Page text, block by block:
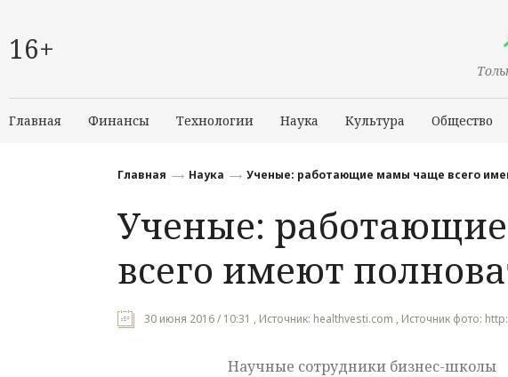
16+
Главная Финансы Технологии Наука Культура Общество
Главная Наука Ученые: работающие мамы чаще всего
Ученые:
всего имеют
30 июня 2016 / 10:31 , Источник: healthvesti.com , Источник фото:
Научные сотрудники бизнес-школы